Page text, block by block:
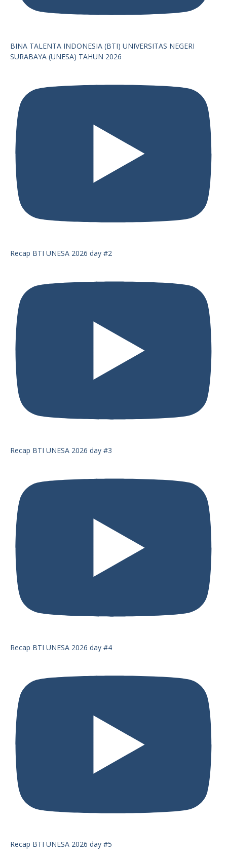
BINA TALENTA INDONESIA (BTI) UNIVERSITAS NEGERI
SURABAYA (UNESA) TAHUN 2026
Recap BTI UNESA 2026 day #2
Recap BTI UNESA 2026 day #3
Recap BTI UNESA 2026 day #4
Recap BTI UNESA 2026 day #5